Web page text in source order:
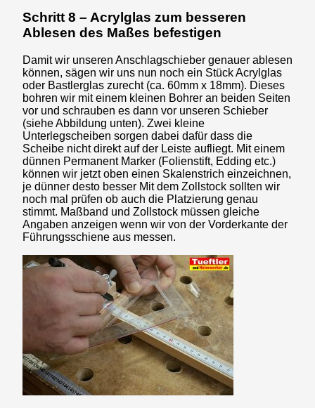
Schritt 8 – Acrylglas zum besseren
Ablesen des Maßes befestigen
Damit wir unseren Anschlagschieber genauer ablesen
können, sägen wir uns nun noch ein Stück Acrylglas
oder Bastlerglas zurecht (ca. 60mm x 18mm). Dieses
bohren wir mit einem kleinen Bohrer an beiden Seiten
vor und schrauben es dann vor unseren Schieber
(siehe Abbildung unten). Zwei kleine
Unterlegscheiben sorgen dabei dafür dass die
Scheibe nicht direkt auf der Leiste aufliegt. Mit einem
dünnen Permanent Marker (Folienstift, Edding etc.)
können wir jetzt oben einen Skalenstrich einzeichnen,
je dünner desto besser Mit dem Zollstock sollten wir
noch mal prüfen ob auch die Platzierung genau
stimmt. Maßband und Zollstock müssen gleiche
Angaben anzeigen wenn wir von der Vorderkante der
Führungsschiene aus messen.